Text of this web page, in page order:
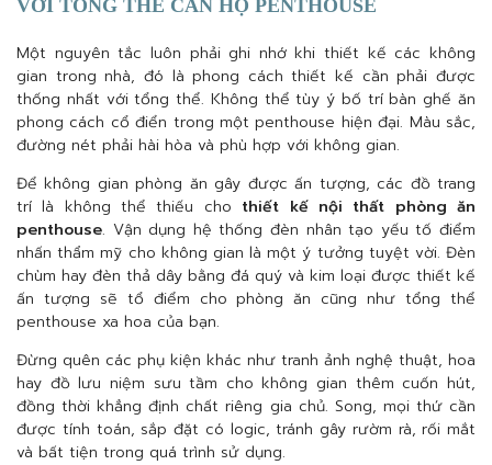
VỚI TỔNG THỂ CĂN HỘ PENTHOUSE
Một nguyên tắc luôn phải ghi nhớ khi thiết kế các không
gian trong nhà, đó là phong cách thiết kế cần phải được
thống nhất với tổng thể. Không thể tùy ý bố trí bàn ghế ăn
phong cách cổ điển trong một penthouse hiện đại. Màu sắc,
đường nét phải hài hòa và phù hợp với không gian.
Để không gian phòng ăn gây được ấn tượng, các đồ trang
trí là không thể thiếu cho thiết kế nội thất phòng ăn
penthouse. Vận dụng hệ thống đèn nhân tạo yếu tố điểm
nhấn thẩm mỹ cho không gian là một ý tưởng tuyệt vời. Đèn
chùm hay đèn thả dây bằng đá quý và kim loại được thiết kế
ấn tượng sẽ tổ điểm cho phòng ăn cũng như tổng thể
penthouse xa hoa của bạn.
Đừng quên các phụ kiện khác như tranh ảnh nghệ thuật, hoa
hay đồ lưu niệm sưu tầm cho không gian thêm cuốn hút,
đồng thời khẳng định chất riêng gia chủ. Song, mọi thứ cần
được tính toán, sắp đặt có logic, tránh gây rườm rà, rối mắt
và bất tiện trong quá trình sử dụng.